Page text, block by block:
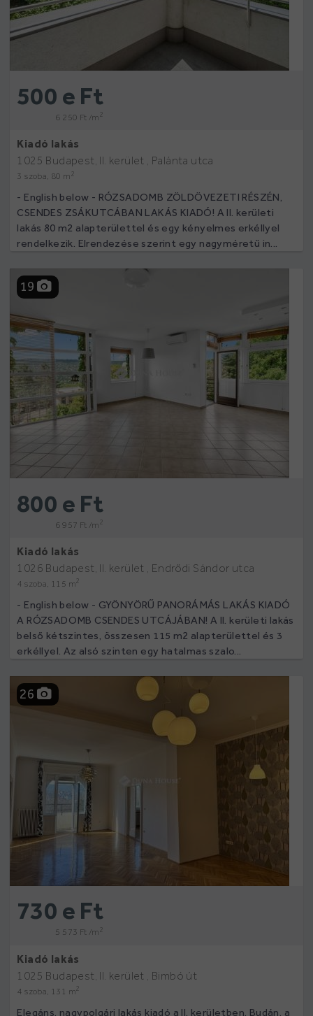
500 e Ft
6 250 Ft /m 2
Kiadó lakás
1025 Budapest, II. kerület , Palánta utca
3 szoba, 80 m 2
- English below - RÓZSADOMB ZÖLDÖVEZETI RÉSZÉN,
CSENDES ZSÁKUTCÁBAN LAKÁS KIADÓ! A II. kerületi
lakás 80 m2 alapterülettel és egy kényelmes erkéllyel
rendelkezik. Elrendezése szerint egy nagyméretű in...
19
800 e Ft
6 957 Ft /m 2
Kiadó lakás
1026 Budapest, II. kerület , Endrődi Sándor utca
4 szoba, 115 m2
- English below - GYÖNYÖRŰ PANORÁMÁS LAKÁS KIADÓ
A RÓZSADOMB CSENDES UTCÁJÁBAN! A II. kerületi lakás
belső kétszintes, összesen 115 m2 alapterülettel és 3
erkéllyel. Az alsó szinten egy hatalmas szalo...
26
730 e Ft
5 573 Ft /m 2
Kiadó lakás
1025 Budapest, II. kerület , Bimbó út
4 szoba, 131 m2
Elegáns, nagypolgári lakás kiadó a II. kerületben. Budán, a